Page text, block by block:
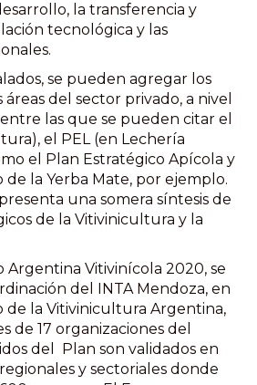
la transferencia y
tecnológica y las
se pueden agregar los
del sector privado, a nivel
las que se pueden citar el
el PEL (en Lechería
el Plan Estratégico Apícola y
de la Yerba Mate, por ejemplo.
una somera síntesis de
de la Vitivinicultura y la
Argentina Vitivinícola 2020, se
del INTA Mendoza, en
de la Vitivinicultura Argentina,
de 17 organizaciones del
del Plan son validados en
y sectoriales donde